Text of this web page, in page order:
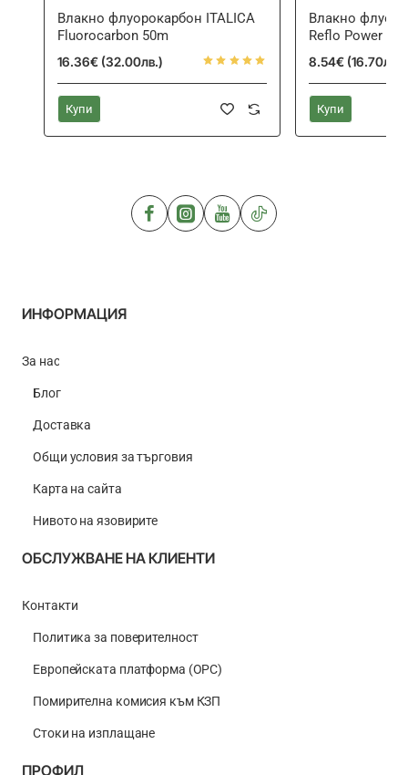
Влакно флуорокарбон ITALICA
Fluorocarbon 50m
16.36€ (32.00лв.)
Купи
Влакно
Reflo Power
8.54€ (16.70лв.)
Купи
ИНФОРМАЦИЯ
За нас
Блог
Доставка
Общи условия за търговия
Карта на сайта
Нивото на язовирите
ОБСЛУЖВАНЕ НА КЛИЕНТИ
Контакти
Политика за поверителност
Европейската платформа (ОРС)
Помирителна комисия към КЗП
Стоки на изплащане
ПРОФИЛ